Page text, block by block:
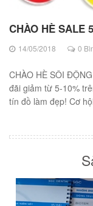
CHÀO HÈ SALE
14/05/2018 0
CHÀO HÈ SÔI
đãi giảm từ 5-10%
tín đồ làm đẹp! Cơ